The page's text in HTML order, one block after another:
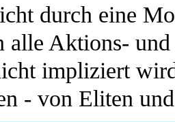
durch eine
alle Aktions-
impliziert
- von Eliten